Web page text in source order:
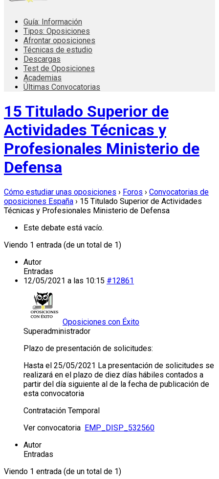
Guía: Información
Tipos: Oposiciones
Afrontar oposiciones
Técnicas de estudio
Descargas
Test de Oposiciones
Academias
Últimas Convocatorias
15 Titulado Superior de
Actividades Técnicas y
Profesionales Ministerio de
Defensa
Cómo estudiar unas oposiciones › Foros › Convocatorias de
oposiciones España › 15 Titulado Superior de Actividades
Técnicas y Profesionales Ministerio de Defensa
Este debate está vacío.
Viendo 1 entrada (de un total de 1)
Autor
Entradas
12/05/2021 a las 10:15 #12861
Oposiciones con Éxito
Superadministrador
Plazo de presentación de solicitudes:
Hasta el 25/05/2021 La presentación de solicitudes se
realizará en el plazo de diez días hábiles contados a
partir del día siguiente al de la fecha de publicación de
esta convocatoria
Contratación Temporal
Ver convocatoria EMP_DISP_532560
Autor
Entradas
Viendo 1 entrada (de un total de 1)